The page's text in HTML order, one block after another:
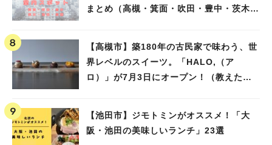
まとめ（高槻・箕面・吹田・豊中・茨木・
【高槻市】築180年の古民家で味わう、世
界レベルのスイーツ。「HALO,（ア
ロ）」が7月3日にオープン！（教えたい/
【池田市】ジモトミンがオススメ！「大
阪・池田の美味しいランチ」23選